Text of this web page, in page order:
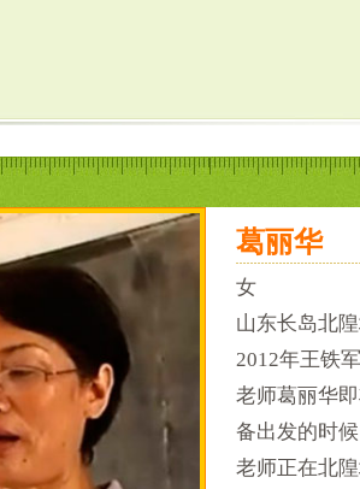
葛丽华
女
山东长岛北
2012年王铁
老师葛丽华
备出发的时
老师正在北